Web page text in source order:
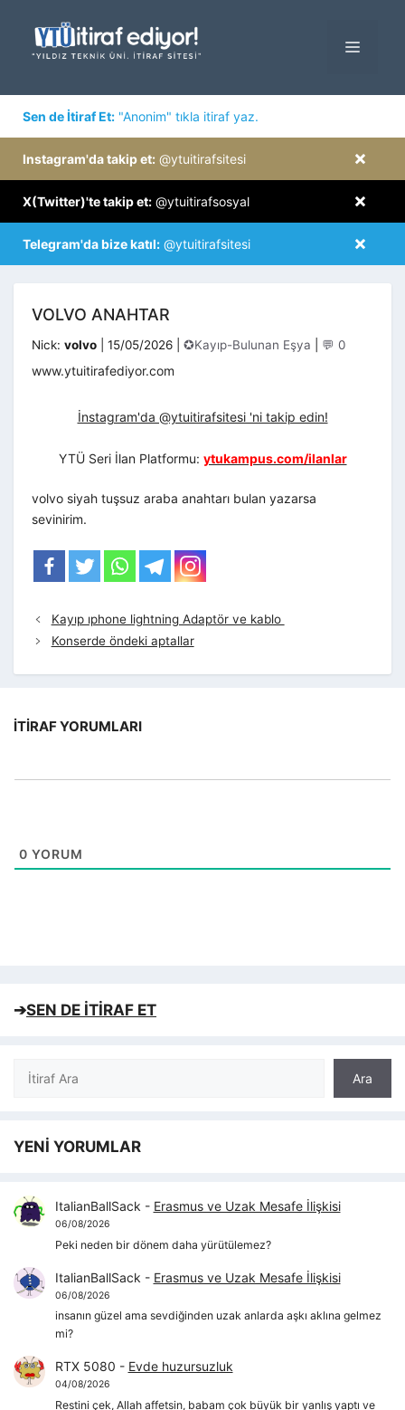
MENÜ
Sen de İtiraf Et: "Anonim" tıkla itiraf yaz.
×
Instagram'da takip et: @ytuitirafsitesi
×
X(Twitter)'te takip et: @ytuitirafsosyal
×
Telegram'da bize katıl: @ytuitirafsitesi
VOLVO ANAHTAR
Nick: volvo 15/05/2026 Kategoriler
✪Kayıp-Bulunan Eşya 💬 0
www.ytuitirafediyor.com
İnstagram'da @ytuitirafsitesi 'ni takip edin!
YTÜ Seri İlan Platformu: ytukampus.com/ilanlar
volvo siyah tuşsuz araba anahtarı bulan yazarsa
sevinirim.
Kayıp ıphone lightning Adaptör ve kablo
Konserde öndeki aptallar
İTIRAF YORUMLARI
0 YORUM
➔SEN DE İTİRAF ET
Ara
Ara
YENİ YORUMLAR
ItalianBallSack - Erasmus ve Uzak Mesafe İlişkisi
06/08/2026
Peki neden bir dönem daha yürütülemez?
ItalianBallSack - Erasmus ve Uzak Mesafe İlişkisi
06/08/2026
insanın güzel ama sevdiğinden uzak anlarda aşkı aklına gelmez
mi?
RTX 5080 - Evde huzursuzluk
04/08/2026
Restini çek, Allah affetsin, babam çok büyük bir yanlış yaptı ve